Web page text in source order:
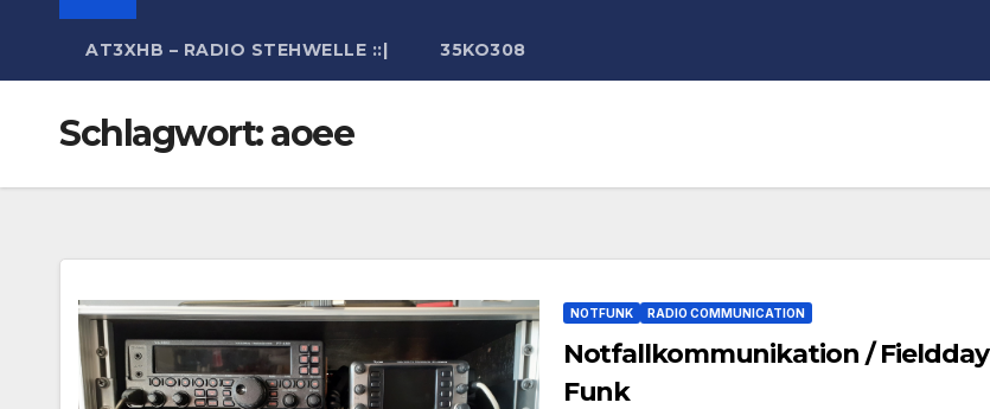
AT3XHB – RADIO STEHWELLE ::| 35KO308
Schlagwort:aoee
NOTFUNK RADIO COMMUNICATION
Notfallkommunikation / Fieldday
Funk